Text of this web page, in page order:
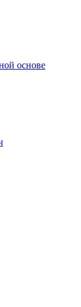
основе